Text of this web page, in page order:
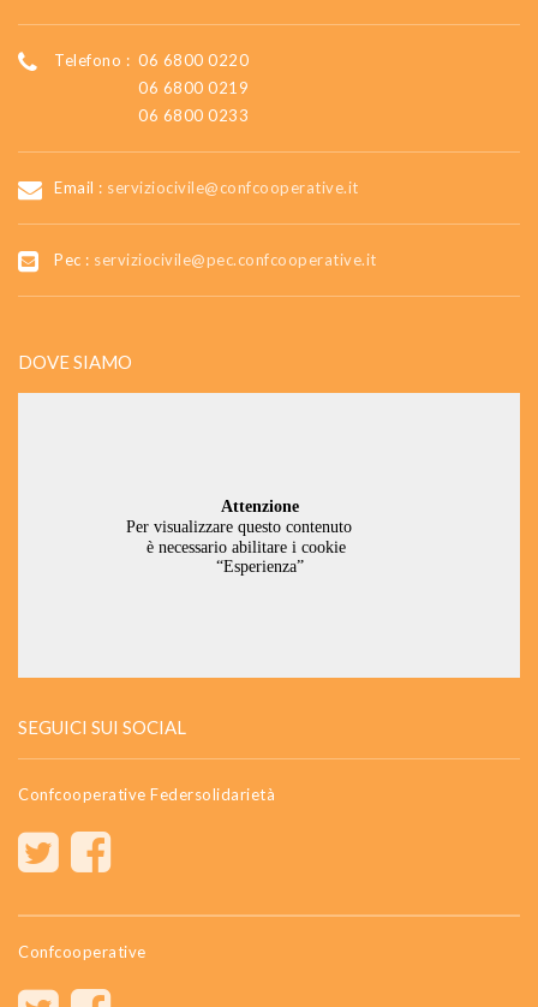
Telefono : 06 6800 0220
06 6800 0219
06 6800 0233
Email : serviziocivile@confcooperative.it
Pec : serviziocivile@pec.confcooperative.it
DOVE SIAMO
SEGUICI SUI SOCIAL
Confcooperative Federsolidarietà
Confcooperative